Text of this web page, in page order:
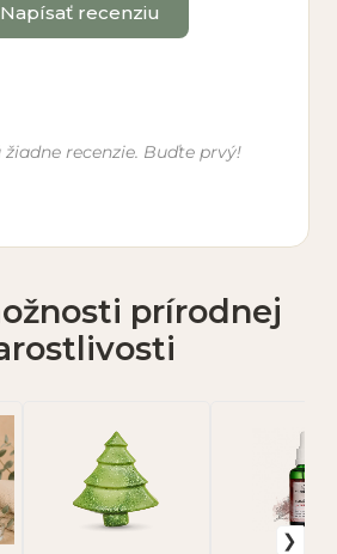
recenziu
recenzie. Buďte prvý!
prírodnej